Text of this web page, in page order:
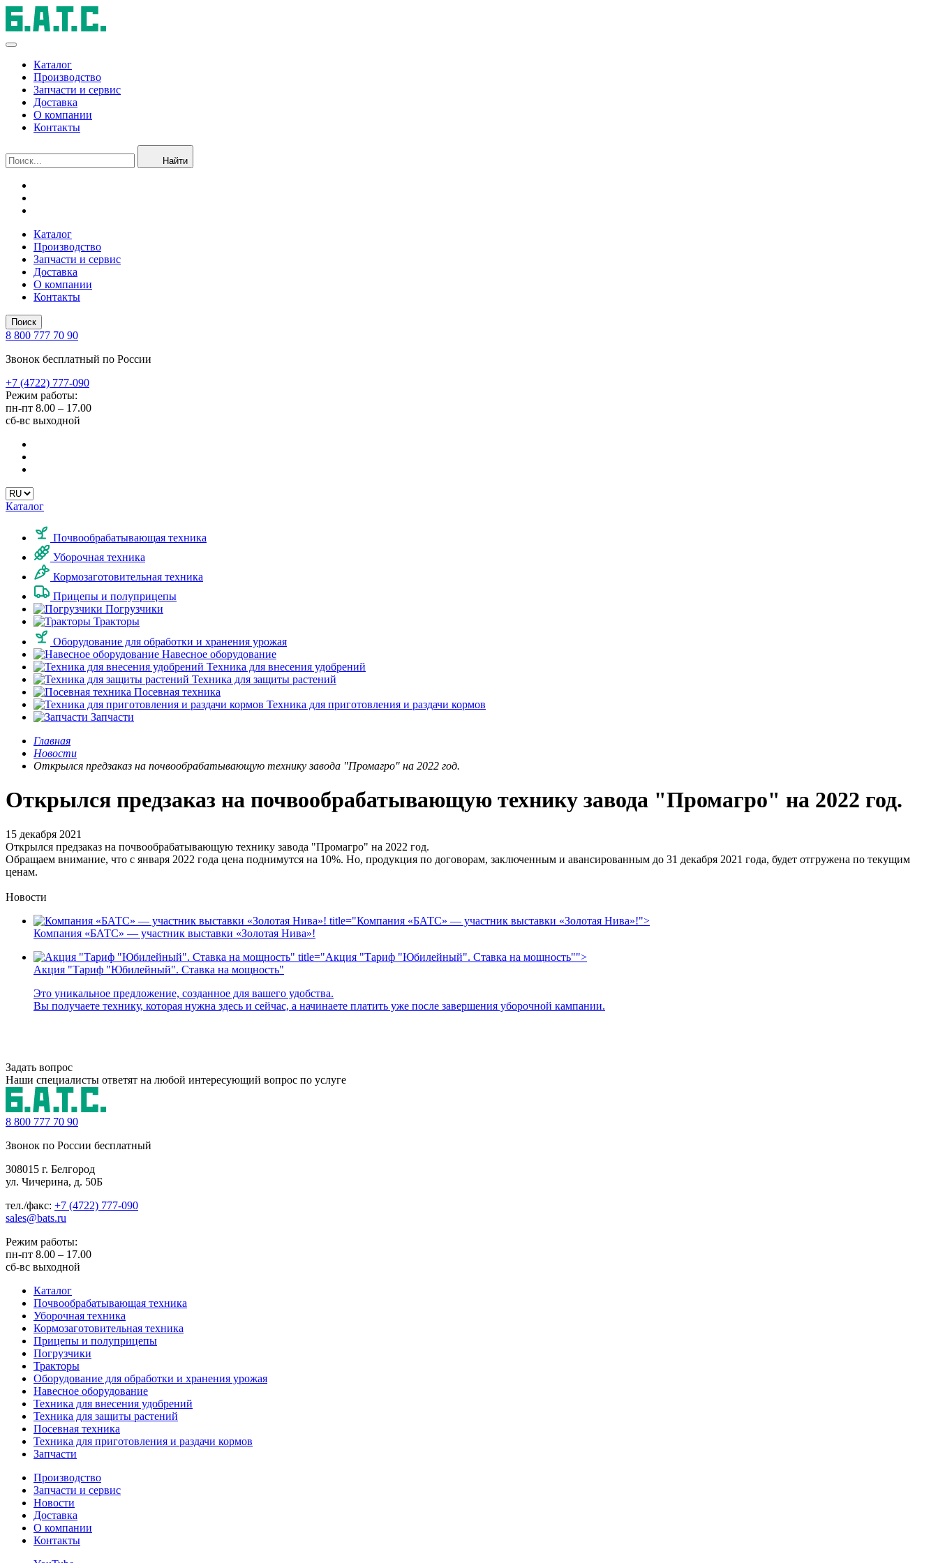
Каталог
Производство
Запчасти и сервис
Доставка
О компании
Контакты
Найти
Каталог
Производство
Запчасти и сервис
Доставка
О компании
Контакты
Поиск
8 800 777 70 90
Звонок бесплатный по России
+7 (4722) 777-090
Режим работы:
пн-пт 8.00 – 17.00
сб-вс выходной
Каталог
Почвообрабатывающая техника
Уборочная техника
Кормозаготовительная техника
Прицепы и полуприцепы
Погрузчики
Тракторы
Оборудование для обработки и хранения урожая
Навесное оборудование
Техника для внесения удобрений
Техника для защиты растений
Посевная техника
Техника для приготовления и раздачи кормов
Запчасти
Главная
Новости
Открылся предзаказ на почвообрабатывающую технику завода "Промагро" на 2022 год.
Открылся предзаказ на почвообрабатывающую технику завода "Промагро" на 2022 год.
15 декабря 2021
Открылся предзаказ на почвообрабатывающую технику завода "Промагро" на 2022 год.
Обращаем внимание, что с января 2022 года цена поднимутся на 10%. Но, продукция по договорам, заключенным и авансированным до 31 декабря 2021 года, будет отгружена по текущим
цeнaм.
Новости
title="Компания «БАТС» — участник выставки «Золотая Нива»!">
Компания «БАТС» — участник выставки «Золотая Нива»!
title="Акция "Тариф "Юбилейный". Ставка на мощность"">
Акция "Тариф "Юбилейный". Ставка на мощность"
Это уникальное предложение, созданное для вашего удобства.
Вы получаете технику, которая нужна здесь и сейчас, а начинаете платить уже после завершения уборочной кампании.
Задать вопрос
Наши специалисты ответят на любой интересующий вопрос по услуге
8 800 777 70 90
Звонок по России бесплатный
308015 г. Белгород
ул. Чичерина, д. 50Б
тел./факс: +7 (4722) 777-090
sales@bats.ru
Режим работы:
пн-пт 8.00 – 17.00
сб-вс выходной
Каталог
Почвообрабатывающая техника
Уборочная техника
Кормозаготовительная техника
Прицепы и полуприцепы
Погрузчики
Тракторы
Оборудование для обработки и хранения урожая
Навесное оборудование
Техника для внесения удобрений
Техника для защиты растений
Посевная техника
Техника для приготовления и раздачи кормов
Запчасти
Производство
Запчасти и сервис
Новости
Доставка
О компании
Контакты